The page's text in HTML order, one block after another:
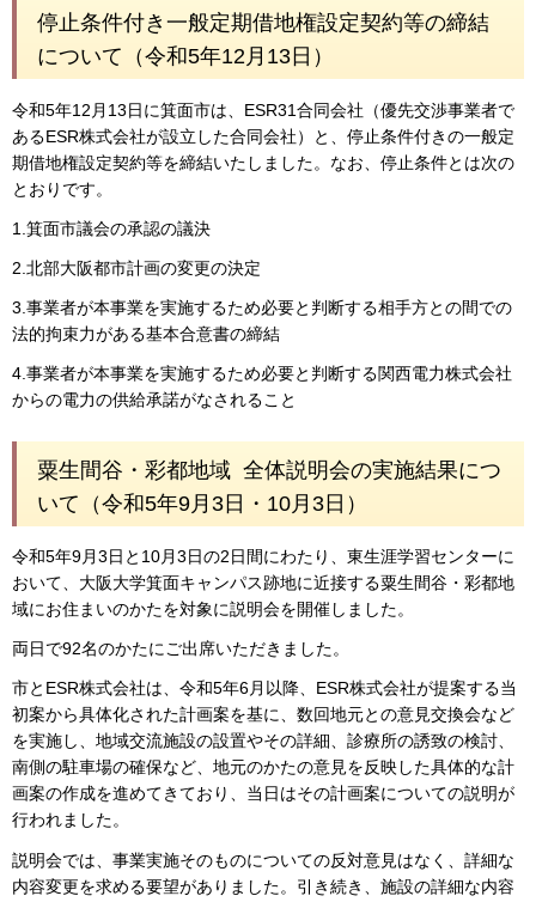
停止条件付き一般定期借地権設定契約等の締結
について（令和5年12月13日）
令和5年12月13日に箕面市は、ESR31合同会社（優先交渉事業者で
あるESR株式会社が設立した合同会社）と、停止条件付きの一般定
期借地権設定契約等を締結いたしました。なお、停止条件とは次の
とおりです。
1.箕面市議会の承認の議決
2.北部大阪都市計画の変更の決定
3.事業者が本事業を実施するため必要と判断する相手方との間での
法的拘束力がある基本合意書の締結
4.事業者が本事業を実施するため必要と判断する関西電力株式会社
からの電力の供給承諾がなされること
粟生間谷・彩都地域 全体説明会の実施結果につ
いて（令和5年9月3日・10月3日）
令和5年9月3日と10月3日の2日間にわたり、東生涯学習センターに
おいて、大阪大学箕面キャンパス跡地に近接する粟生間谷・彩都地
域にお住まいのかたを対象に説明会を開催しました。
両日で92名のかたにご出席いただきました。
市とESR株式会社は、令和5年6月以降、ESR株式会社が提案する当
初案から具体化された計画案を基に、数回地元との意見交換会など
を実施し、地域交流施設の設置やその詳細、診療所の誘致の検討、
南側の駐車場の確保など、地元のかたの意見を反映した具体的な計
画案の作成を進めてきており、当日はその計画案についての説明が
行われました。
説明会では、事業実施そのものについての反対意見はなく、詳細な
内容変更を求める要望がありました。引き続き、施設の詳細な内容